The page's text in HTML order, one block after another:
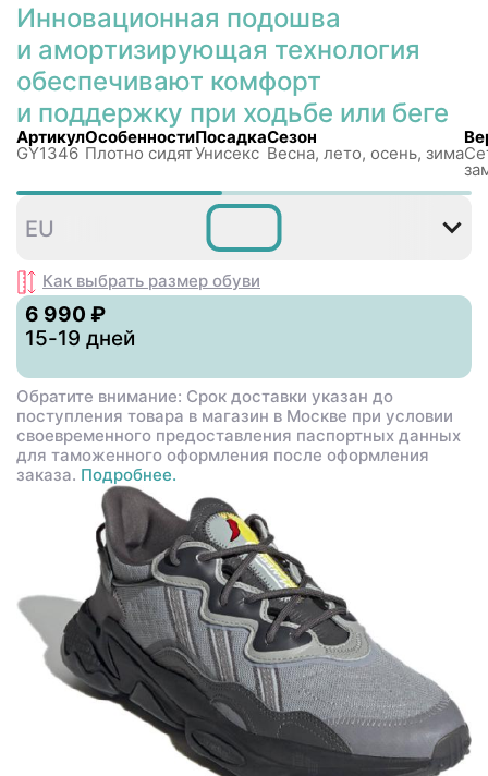
Инновационная подошва
и амортизирующая технология
обеспечивают комфорт
и поддержку при ходьбе или беге
Артикул
GY1346
Особенности
Плотно сидят
Посадка
Унисекс
Сезон
Весна, лето, осень, зима
38
EU
Как выбрать размер обуви
6 990 ₽
15-19 дней
Обратите внимание: Срок доставки указан до
поступления товара в магазин в Москве при условии
своевременного предоставления паспортных данных
для таможенного оформления после оформления
заказа. Подробнее.